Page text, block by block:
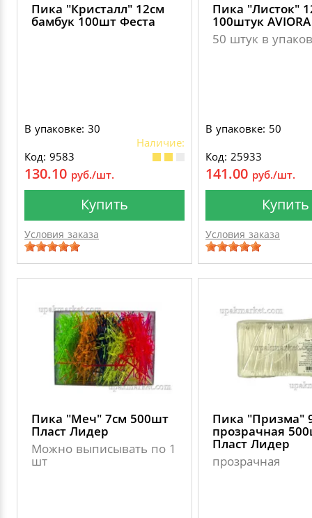
Пика "Кристалл" 12см
бамбук 100шт Феста
В упаковке: 30
Наличие:
Код: 9583
130.10 руб./шт.
Купить
Условия заказа
Пика "Листок"
100штук AVIORA
50 штук в
В упаковке: 50
Код: 25933
141.00 руб./шт.
Купить
Условия заказа
Пика "Меч" 7см 500шт
Пласт Лидер
Можно выписывать по 1
шт
Пика "Призма"
прозрачная
Пласт Лидер
прозрачная